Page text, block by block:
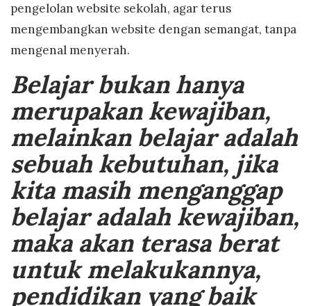
pengelolan website sekolah, agar terus
mengembangkan website dengan semangat, tanpa
mengenal menyerah.
Belajar bukan hanya
merupakan kewajiban,
melainkan belajar adalah
sebuah kebutuhan, jika
kita masih menganggap
belajar adalah kewajiban,
maka akan terasa berat
untuk melakukannya,
pendidikan yang baik